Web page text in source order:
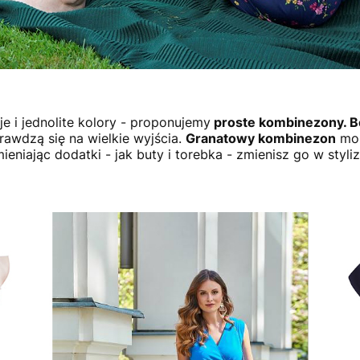
i jednolite kolory - proponujemy proste kombinezony.
się na wielkie wyjścia.Granatowy kombinezon
dodatki - jak buty i torebka - zmienisz go w